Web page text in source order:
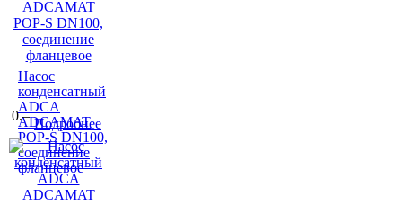
Насос
конденсатный
ADCA
ADCAMAT
POP-S DN100,
соединение
фланцевое
0.–
Подробнее